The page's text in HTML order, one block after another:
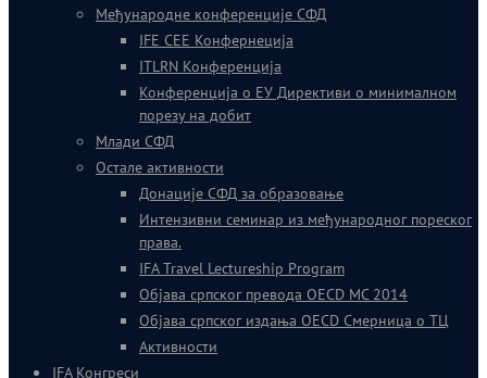
Међународне конференције СФД
IFE CEE Конфернеција
ITLRN Конференција
Конференција о ЕУ Директиви о минималном
порезу на добит
Млади СФД
Остале активности
Донације СФД за образовање
Интензивни семинар из међународног пореског
права.
IFA Travel Lectureship Program
Објава српског превода OECD MC 2014
Објава српског издања OECD Смерница о ТЦ
Активности
IFA Конгреси